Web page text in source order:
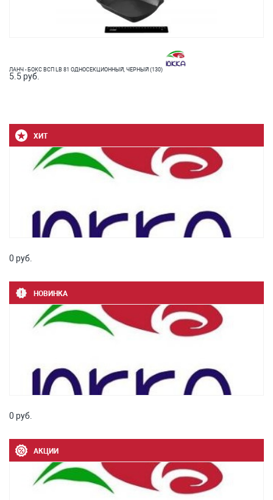
ЛАНЧ - БОКС ВСП LB 81 ОДНОСЕКЦИОННЫЙ, ЧЕРНЫЙ (130)
5.5 руб.
ХИТ
0 руб.
НОВИНКА
0 руб.
АКЦИИ